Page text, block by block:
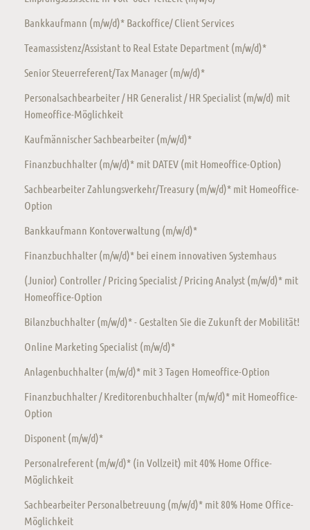
Bankkaufmann (m/w/d)* Backoffice/ Client Services
Teamassistenz/Assistant to Real Estate Department (m/w/d)*
Senior Steuerreferent/Tax Manager (m/w/d)*
Personalsachbearbeiter / HR Generalist / HR Specialist (m/w/d) mit
Homeoffice-Möglichkeit
Kaufmännischer Sachbearbeiter (m/w/d)*
Finanzbuchhalter (m/w/d)* mit DATEV (mit Homeoffice-Option)
Sachbearbeiter Zahlungsverkehr/Treasury (m/w/d)* mit Homeoffice-
Option
Bankkaufmann Kontoverwaltung (m/w/d)*
Finanzbuchhalter (m/w/d)* bei einem innovativen Systemhaus
(Junior) Controller / Pricing Specialist / Pricing Analyst (m/w/d)* mit
Homeoffice-Option
Bilanzbuchhalter (m/w/d)* - Gestalten Sie die Zukunft der Mobilität!
Online Marketing Specialist (m/w/d)*
Anlagenbuchhalter (m/w/d)* mit 3 Tagen Homeoffice-Option
Finanzbuchhalter / Kreditorenbuchhalter (m/w/d)* mit Homeoffice-
Option
Disponent (m/w/d)*
Personalreferent (m/w/d)* (in Vollzeit) mit 40% Home Office-
Möglichkeit
Sachbearbeiter Personalbetreuung (m/w/d)* mit 80% Home Office-
Möglichkeit